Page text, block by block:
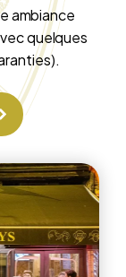
ambiance
quelques